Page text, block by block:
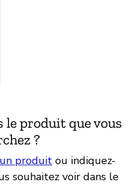
le produit que vous
?
produit ou indiquez-
souhaitez voir dans le